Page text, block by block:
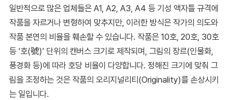
일반적으로 많은 업체들은 A1, A2, A3, A4 등 기성 액자틀 규격에
작품을 자르거나 변형하여 맞추지만, 이러한 방식은 작가의 의도와
작품 본연의 비율을 훼손할 수 있습니다. 작품은 10호, 20호, 30호
등 ‘호(號)’ 단위의 캔버스 크기로 제작되며, 그림의 장르(인물화,
풍경화 등)에 따라 호당 비율이 다양합니다. 정해진 크기에 맞춰 그
림을 조정하는 것은 작품의 오리지널리티(Originality)를 손상시키
는 일입니다.